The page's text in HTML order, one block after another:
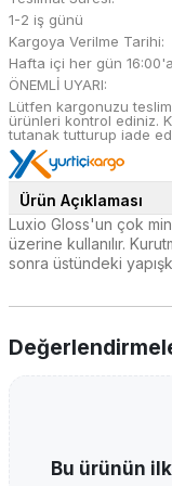
1-2 iş günü
Kargoya Verilme Tarihi:
Hafta içi her gün
ÖNEMLİ UYARI:
Lütfen kargonuzu
ürünleri kontrol ediniz.
tutanak tutturup iade
Ürün Açıklaması
Luxio Gloss'un çok
üzerine kullanılır.
sonra üstündeki
Bu ürünün